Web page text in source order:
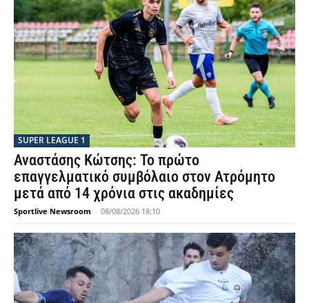
SUPER LEAGUE 1
Αναστάσης Κώτσης: Το πρώτο
επαγγελματικό συμβόλαιο στον Ατρόμητο
μετά από 14 χρόνια στις ακαδημίες
Sportlive Newsroom - 08/08/2026 18:10